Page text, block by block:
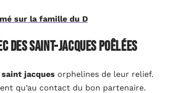
sur la famille du D
des saint-jacques poêlées
jacques orphelines de leur relief.
qu’au contact du bon partenaire.